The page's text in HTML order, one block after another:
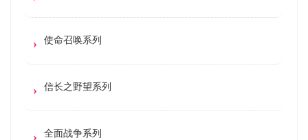
使命召唤系列
信长之野望系列
全面战争系列